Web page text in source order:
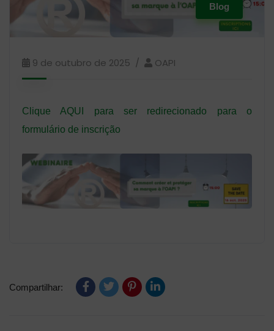
Blog
9 de outubro de 2025 OAPI
Clique AQUI para ser redirecionado para o
formulário de inscrição
Compartilhar: